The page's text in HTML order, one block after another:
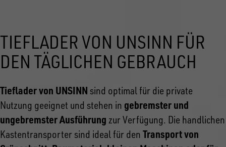
TIEFLADER VON UNSINN FÜR
DEN TÄGLICHEN GEBRAUCH
Tieflader von UNSINN sind optimal für die private
Nutzung geeignet und stehen in gebremster und
ungebremster Ausführung zur Verfügung. Die handlichen
Kastentransporter sind ideal für den Transport von